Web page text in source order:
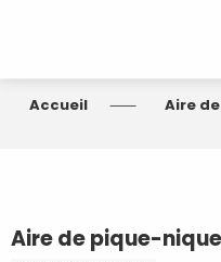
Accueil Aire
Aire de pique-nique